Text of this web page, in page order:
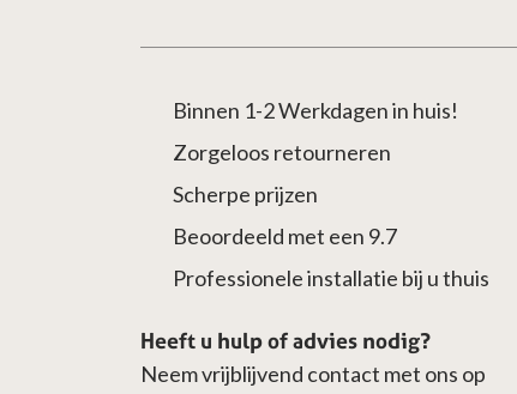
aantal
Binnen 1-2 Werkdagen in huis!
Zorgeloos retourneren
Scherpe prijzen
Beoordeeld met een 9.7
Professionele installatie bij u thuis
Heeft u hulp of advies nodig?
Neem vrijblijvend contact met ons op